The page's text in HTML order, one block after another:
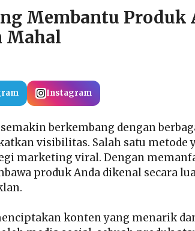
Membantu Produk
Mahal
Instagram
berkembang dengan
visibilitas. Salah satu metode
marketing viral. Dengan
produk Anda dikenal secara
konten yang menarik